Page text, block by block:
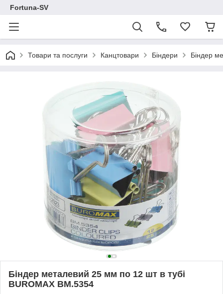
Fortuna-SV
Товари та послуги Канцтовари Біндери Біндер
Біндер металевий 25 мм по 12 шт в тубі
BUROMAX BM.5354